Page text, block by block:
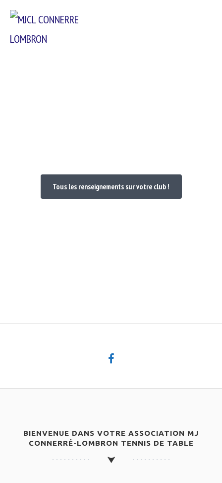
Passer
Tous les renseignements sur votre club !
BIENVENUE DANS VOTRE ASSOCIATION MJ
CONNERRÉ-LOMBRON TENNIS DE TABLE